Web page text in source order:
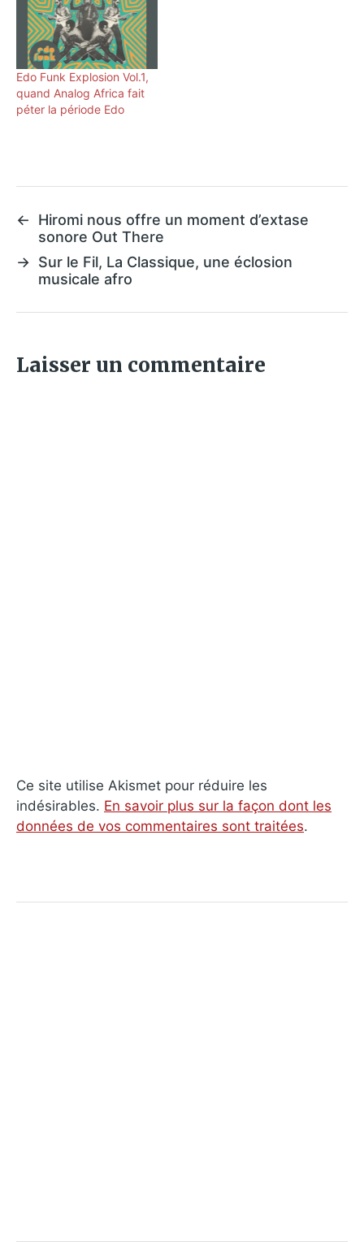
Edo Funk Explosion Vol​.​1,
quand Analog Africa fait
péter la période Edo
←
Hiromi nous offre un moment d’extase
sonore Out There
→ Sur le Fil, La Classique, une éclosion
musicale afro
Laisser un commentaire
Ce site utilise Akismet pour réduire les
indésirables. En savoir plus sur la façon dont les
données de vos commentaires sont traitées.